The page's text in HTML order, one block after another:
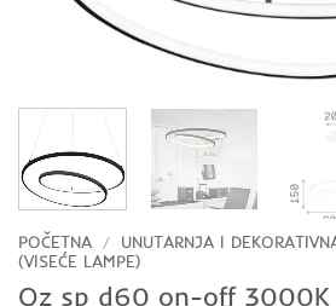
POČETNA / UNUTARNJA I
(VISEĆE LAMPE)
Oz sp d60 on-off 3000K